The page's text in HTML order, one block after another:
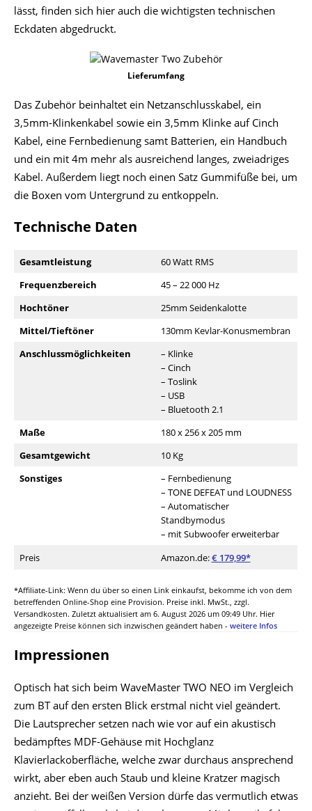
lässt, finden sich hier auch die wichtigsten technischen
Eckdaten abgedruckt.
Lieferumfang
Das Zubehör beinhaltet ein Netzanschlusskabel, ein
3,5mm-Klinkenkabel sowie ein 3,5mm Klinke auf Cinch
Kabel, eine Fernbedienung samt Batterien, ein Handbuch
und ein mit 4m mehr als ausreichend langes, zweiadriges
Kabel. Außerdem liegt noch einen Satz Gummifüße bei, um
die Boxen vom Untergrund zu entkoppeln.
Technische Daten
Gesamtleistung
60 Watt RMS
Frequenzbereich
45 – 22 000 Hz
Hochtöner
25mm Seidenkalotte
Mittel/Tieftöner
130mm Kevlar-Konusmembran
Anschlussmöglichkeiten
– Klinke
– Cinch
– Toslink
– USB
– Bluetooth 2.1
Maße
180 x 256 x 205 mm
Gesamtgewicht
10 Kg
Sonstiges
– Fernbedienung
– TONE DEFEAT und LOUDNESS
– Automatischer
Standbymodus
– mit Subwoofer erweiterbar
Preis
Amazon.de:€ 179,99*
*Affiliate-Link: Wenn du über so einen Link einkaufst, bekomme ich von dem
betreffenden Online-Shop eine Provision. Preise inkl. MwSt., zzgl.
Versandkosten. Zuletzt aktualisiert am 6. August 2026 um 09:49 Uhr. Hier
angezeigte Preise können sich inzwischen geändert haben - weitere Infos
Impressionen
Optisch hat sich beim WaveMaster TWO NEO im Vergleich
zum BT auf den ersten Blick erstmal nicht viel geändert.
Die Lautsprecher setzen nach wie vor auf ein akustisch
bedämpftes MDF-Gehäuse mit Hochglanz
Klavierlackoberfläche, welche zwar durchaus ansprechend
wirkt, aber eben auch Staub und kleine Kratzer magisch
anzieht. Bei der weißen Version dürfe das vermutlich etwas